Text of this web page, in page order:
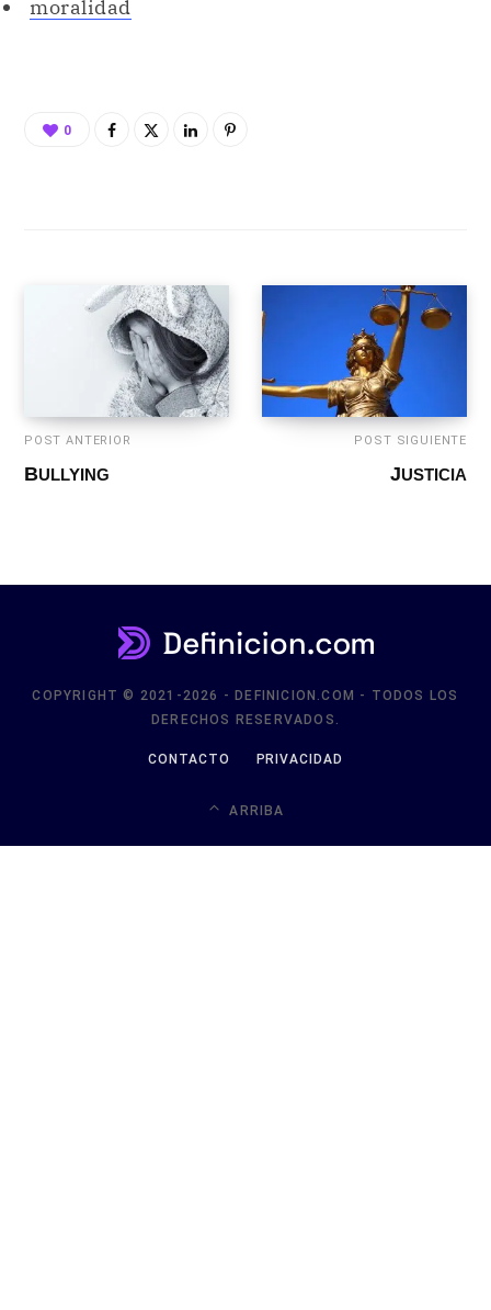
moralidad
0
POST ANTERIOR
BULLYING
POST SIGUIENTE
JUSTICIA
COPYRIGHT © 2021-2026 - DEFINICION.COM - TODOS LOS
DERECHOS RESERVADOS.
CONTACTO PRIVACIDAD
ARRIBA